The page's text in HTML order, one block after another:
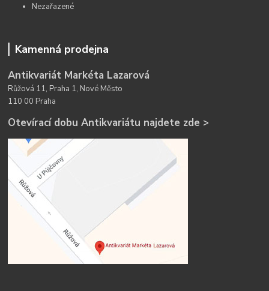
Nezařazené
Kamenná prodejna
Antikvariát Markéta Lazarová
Růžová 11, Praha 1, Nové Město
110 00 Praha
Otevírací dobu Antikvariátu najdete zde >